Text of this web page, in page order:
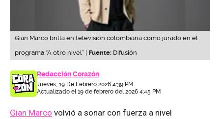
Gian Marco brilla en televisión colombiana como jurado en el
programa “A otro nivel” | Fuente: Difusión
Redacción Corazón
Jueves, 19 De Febrero 2026 4:39 PM
Actualizado el 19 de febrero del 2026 4:45 PM
Gian Marco volvió a sonar con fuerza a nivel